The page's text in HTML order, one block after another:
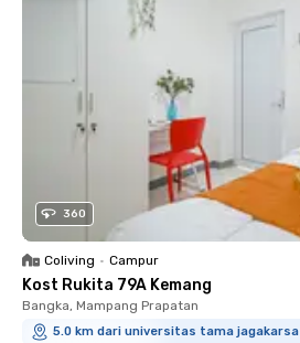
360
Coliving • Campur
Kost Rukita 79A Kemang
Bangka, Mampang Prapatan
5.0 km dari universitas tama jagakarsa